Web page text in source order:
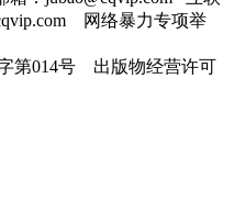
网络暴力专项举
第014号 出版物经营许可